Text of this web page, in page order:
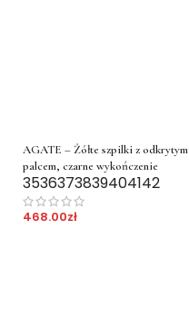
AGATE – Żółte szpilki z odkrytym
palcem, czarne wykończenie
3536373839404142
468.00zł